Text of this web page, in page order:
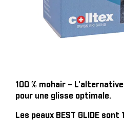
100 % mohair –
pour une glisse optimale.
Les peaux BEST GLIDE